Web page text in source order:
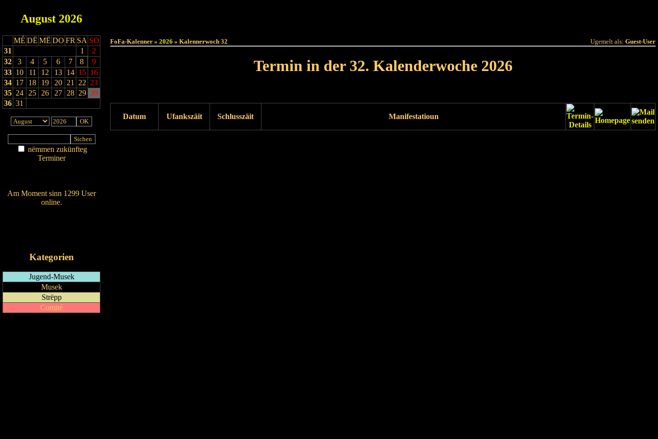
August 2026
MÉ DË MË DO FR SA SO
31
1
2
32
3 4 5 6 7 8
9
33 10 11 12 13 14 15 16
34 17 18 19 20 21 22 23
35 24 25 26 27 28 29 30
36 31
nëmmen zukünfteg
Terminer
Am Moment sinn 1299 User
online.
Kategorien
Jugend-Musek
Musek
Strëpp
Comité
FoFa-Kalenner » 2026 » Kalennerwoch 32 Ugemelt als: Guest-User
Termin in der 32. Kalenderwoche 2026
Datum Ufankszäit Schlusszäit Manifestatioun